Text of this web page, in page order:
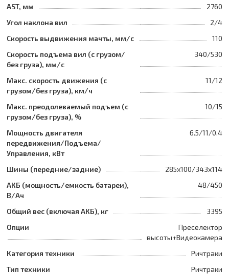
AST, мм
2760
Угол наклона вил
2/4
Скорость выдвижения мачты, мм/с
110
Скорость подъема вил (с грузом/
без груза), мм/с
340/530
Макс. скорость движения (с
грузом/без груза), км/ч
11/12
Макс. преодолеваемый подъем (с
грузом/без груза), %
10/15
Мощность двигателя
передвижения/Подъема/
Управления, кВт
6.5/11/0.4
Шины (передние/задние)
285x100/343x114
АКБ (мощность/емкость батареи),
В/Ач
48/450
Общий вес (включая АКБ), кг
3395
Опции
Преселектор
высоты+Видеокамера
Категория техники
Ричтраки
Тип техники
Ричтраки